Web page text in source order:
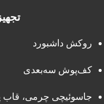
روکش داشبورد
کف‌پوش سه‌بعدی
جاسوئیچی چرمی، قاب